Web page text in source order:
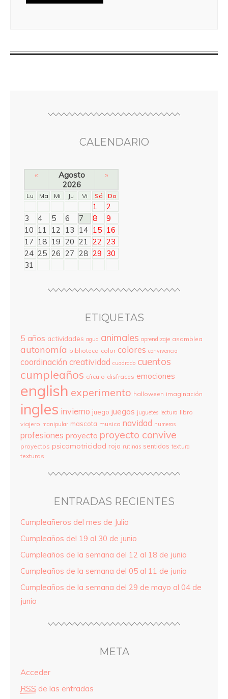
CALENDARIO
«
Agosto
2026
»
Lu Ma Mi Ju Vi Sá Do
1
2
3
4 5 6 7 8
9
10 11 12 13 14 15 16
17 18 19 20 21 22 23
24 25 26 27 28 29 30
31
ETIQUETAS
5 años actividades agua animales aprendizaje asamblea
autonomía biblioteca color colores convivencia
coordinación creatividad cuadrado cuentos
cumpleaños círculo disfraces emociones
english experimento halloween imaginación
ingles invierno juego juegos juguetes lectura libro
viajero manipular mascota musica navidad numeros
profesiones proyecto proyecto convive
proyectos psicomotricidad rojo rutinas sentidos textura
texturas
ENTRADAS RECIENTES
Cumpleañeros del mes de Julio
Cumpleaños del 19 al 30 de junio
Cumpleaños de la semana del 12 al 18 de junio
Cumpleaños de la semana del 05 al 11 de junio
Cumpleaños de la semana del 29 de mayo al 04 de
junio
META
Acceder
RSS de las entradas